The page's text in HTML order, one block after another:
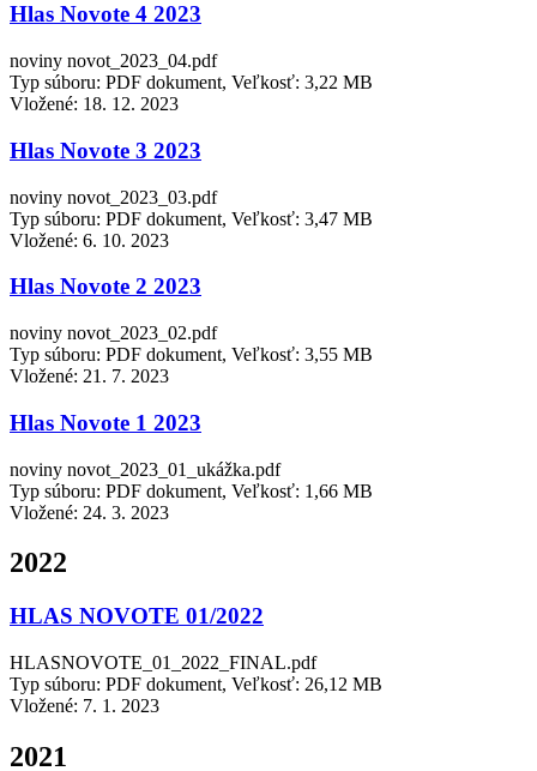
Hlas Novote 4 2023
noviny novot_2023_04.pdf
Typ súboru: PDF dokument, Veľkosť: 3,22 MB
Vložené: 18. 12. 2023
Hlas Novote 3 2023
noviny novot_2023_03.pdf
Typ súboru: PDF dokument, Veľkosť: 3,47 MB
Vložené: 6. 10. 2023
Hlas Novote 2 2023
noviny novot_2023_02.pdf
Typ súboru: PDF dokument, Veľkosť: 3,55 MB
Vložené: 21. 7. 2023
Hlas Novote 1 2023
noviny novot_2023_01_ukážka.pdf
Typ súboru: PDF dokument, Veľkosť: 1,66 MB
Vložené: 24. 3. 2023
2022
HLAS NOVOTE 01/2022
HLASNOVOTE_01_2022_FINAL.pdf
Typ súboru: PDF dokument, Veľkosť: 26,12 MB
Vložené: 7. 1. 2023
2021